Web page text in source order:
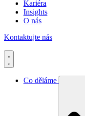
Kariéra
Insights
O nás
Kontaktujte nás
Co děláme